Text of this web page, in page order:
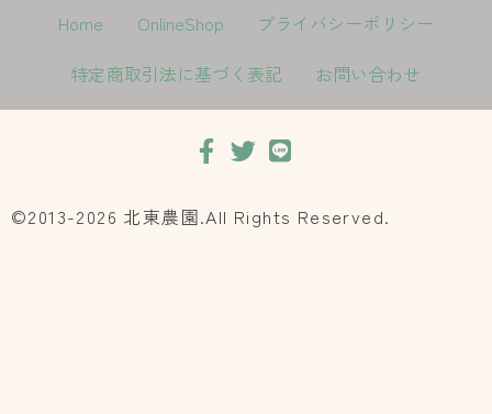
Home OnlineShop
プライバシーポリシー
特定商取引法に基づく表記
お問い合わせ
©2013-2026 北東農園.All Rights Reserved.